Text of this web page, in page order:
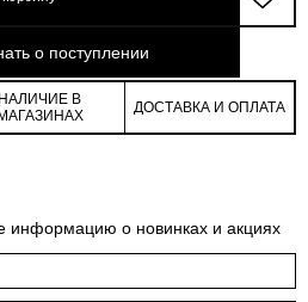
о поступлении
НАЛИЧИЕ В
МАГАЗИНАХ
ДОСТАВКА И ОПЛАТА
информацию о новинках и акциях